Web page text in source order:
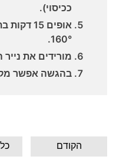
ככיסוי).
אופים 15
160°.
מורידים את נייר
בהגשה אפשר
הקודם